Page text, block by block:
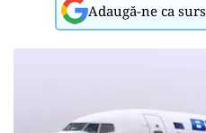
Adaugă-ne ca